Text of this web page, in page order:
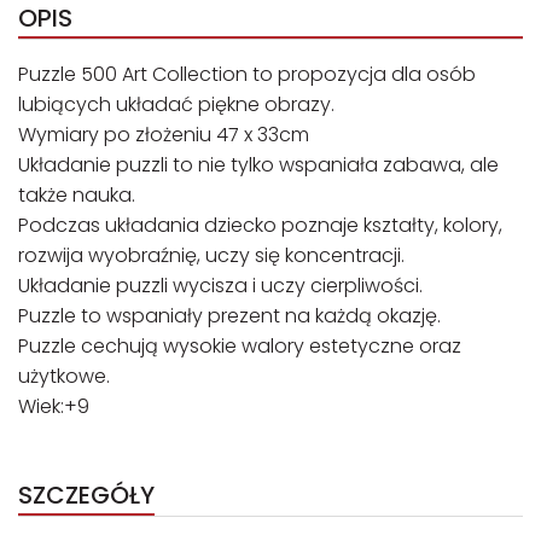
OPIS
Puzzle 500 Art Collection to propozycja dla osób
lubiących układać piękne obrazy.
Wymiary po złożeniu 47 x 33cm
Układanie puzzli to nie tylko wspaniała zabawa, ale
także nauka.
Podczas układania dziecko poznaje kształty, kolory,
rozwija wyobraźnię, uczy się koncentracji.
Układanie puzzli wycisza i uczy cierpliwości.
Puzzle to wspaniały prezent na każdą okazję.
Puzzle cechują wysokie walory estetyczne oraz
użytkowe.
Wiek:+9
SZCZEGÓŁY